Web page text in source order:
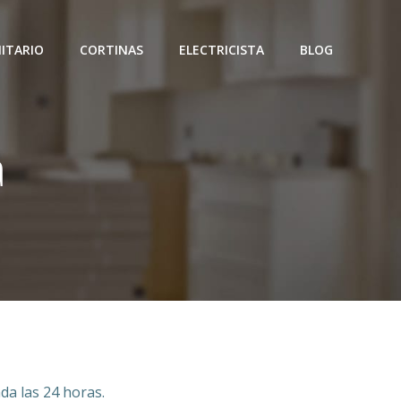
CORTINAS ELECTRICISTA BLOG
las 24 horas.